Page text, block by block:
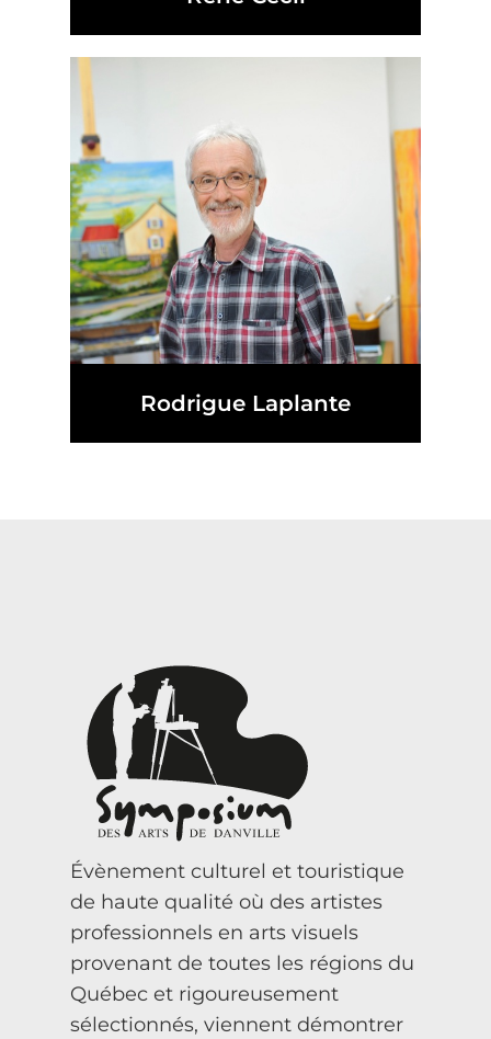
Rodrigue Laplante
Évènement culturel et touristique
de haute qualité où des artistes
professionnels en arts visuels
provenant de toutes les régions du
Québec et rigoureusement
sélectionnés, viennent démontrer